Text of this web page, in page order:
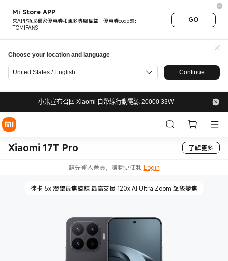
Mi Store APP
來APP領取獨家優惠券和更多專屬權益。優惠券code碼：
TOMIFANS
GO
Choose your location and language
United States / English Continue
小米宣布召回 Xiaomi 自帶缐行動電源 20000 33W
Xiaomi 17T Pro 了解更多
請先登入會員，購物更便利 Login
徠卡 5x 潛望長焦鏡頭 最高支援 120x AI Ultra Zoom 超級變焦